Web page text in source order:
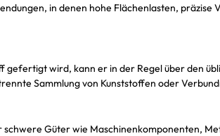
in denen hohe Flächenlasten,
gefertigt wird, kann er in der Regel über den
Sammlung von Kunststoffen oder
Güter wie Maschinenkomponenten,